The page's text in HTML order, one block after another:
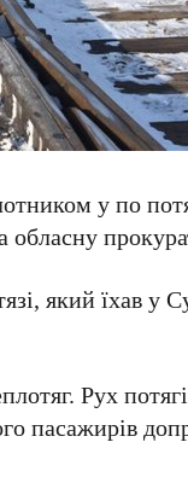
у по
обласну
який їхав у
Рух
пасажирів